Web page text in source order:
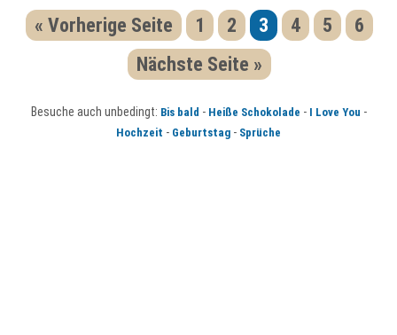
« Vorherige Seite 1 2 3 4 5
6
Nächste Seite »
Besuche auch unbedingt: Bis bald - Heiße Schokolade - I Love You -
Hochzeit - Geburtstag - Sprüche